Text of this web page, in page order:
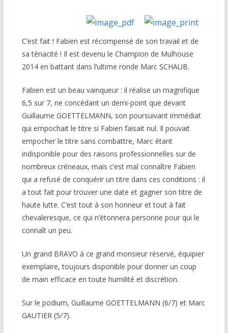
C’est fait ! Fabien est récompensé de son travail et de
sa ténacité ! Il est devenu le Champion de Mulhouse
2014 en battant dans l’ultime ronde Marc SCHAUB.
Fabien est un beau vainqueur : il réalise un magnifique
6,5 sur 7, ne concédant un demi-point que devant
Guillaume GOETTELMANN, son poursuivant immédiat
qui empochait le titre si Fabien faisait nul. Il pouvait
empocher le titre sans combattre, Marc étant
indisponible pour des raisons professionnelles sur de
nombreux créneaux, mais c’est mal connaître Fabien
qui a refusé de conquérir un titre dans ces conditions : il
a tout fait pour trouver une date et gagner son titre de
haute lutte. C’est tout à son honneur et tout à fait
chevaleresque, ce qui n’étonnera personne pour qui le
connaît un peu.
Un grand BRAVO à ce grand monsieur réservé, équipier
exemplaire, toujours disponible pour donner un coup
de main efficace en toute humilité et discrétion.
Sur le podium, Guillaume GOETTELMANN (6/7) et Marc
GAUTIER (5/7).